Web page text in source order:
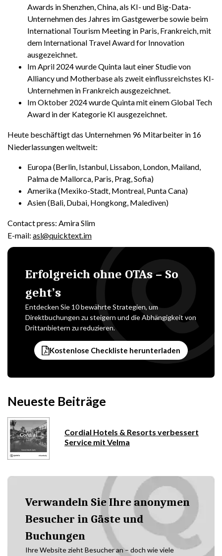
Awards in Shenzhen, China, als KI- und Big-Data-
Unternehmen des Jahres im Gastgewerbe sowie beim
International Tourism Meeting in Paris, Frankreich, mit
dem International Travel Award for Innovation
ausgezeichnet.
Im April 2024 wurde Quinta laut einer Studie von
Alliancy und Motherbase als zweit einflussreichstes KI-
Unternehmen in Frankreich ausgezeichnet.
Im Oktober 2024 wurde Quinta mit einem Global Tech
Award in der Kategorie KI ausgezeichnet.
Heute beschäftigt das Unternehmen 96 Mitarbeiter in 16
Niederlassungen weltweit:
Europa (Berlin, Istanbul, Lissabon, London, Mailand,
Palma de Mallorca, Paris, Prag, Sofia)
Amerika (Mexiko-Stadt, Montreal, Punta Cana)
Asien (Bali, Dubai, Hongkong, Malediven)
Contact press: Amira Slim
E-mail: asl@quicktext.im
Erfolgreich ohne OTAs – So
geht’s
Entdecken Sie 10 bewährte Strategien, um
Direktbuchungen zu steigern und die Abhängigkeit von
Drittanbietern zu reduzieren.
Kostenlose Checkliste herunterladen
Neueste Beiträge
Cordial Hotels & Resorts verbessert
Service mit Velma
Verwandeln Sie Ihre anonymen
Besucher in Gäste und
Buchungen
Ihre Website zieht Besucher an – doch wie viele